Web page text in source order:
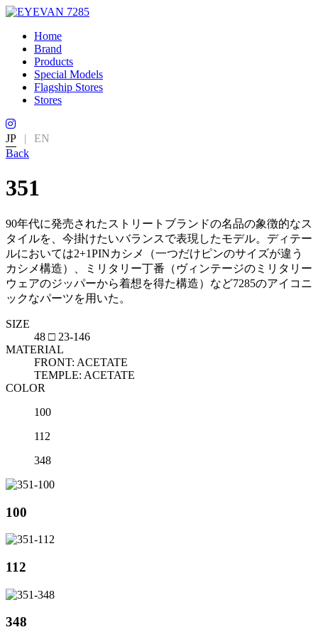
Home
Brand
Products
Special Models
Flagship Stores
Stores
JP |
EN
Back
351
90年代に発売されたストリートブランドの名品の象徴的なス
タイルを、今掛けたいバランスで表現したモデル。ディテー
ルにおいては2+1PINカシメ（一つだけピンのサイズが違う
カシメ構造）、ミリタリー丁番（ヴィンテージのミリタリー
ウェアのジッパーから着想を得た構造）など7285のアイコニ
ックなパーツを用いた。
SIZE
48 □ 23-146
MATERIAL
FRONT: ACETATE
TEMPLE: ACETATE
COLOR
100
112
348
100
112
348